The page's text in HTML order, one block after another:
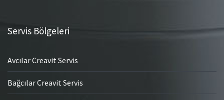
Servis Bölgeleri
Avcılar Creavit Servis
Bağcılar Creavit Servis